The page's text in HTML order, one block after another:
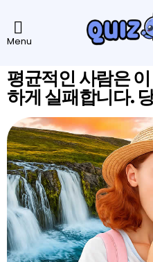
Menu
평균적인 사람은
하게 실패합니다.